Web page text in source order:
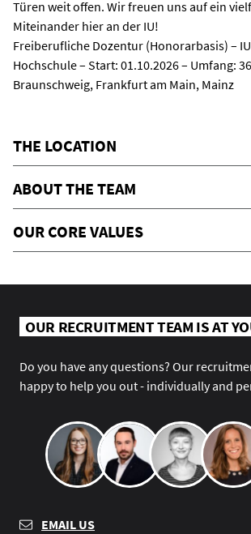
Türen weit offen. Wir freuen uns auf ein
Miteinander hier an der IU!
Freiberufliche Dozentur (Honorarbasis) –
Hochschule – Start: 01.10.2026 – Umfang:
Braunschweig, Frankfurt am Main, Mainz
OUR RECRUITMENT TEAM IS AT
Do you have any questions? Our
happy to help you out - individually and
EMAIL US
THE LOCATION
ABOUT THE TEAM
OUR CORE VALUES